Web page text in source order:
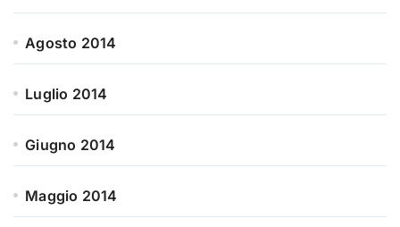
Agosto 2014
Luglio 2014
Giugno 2014
Maggio 2014